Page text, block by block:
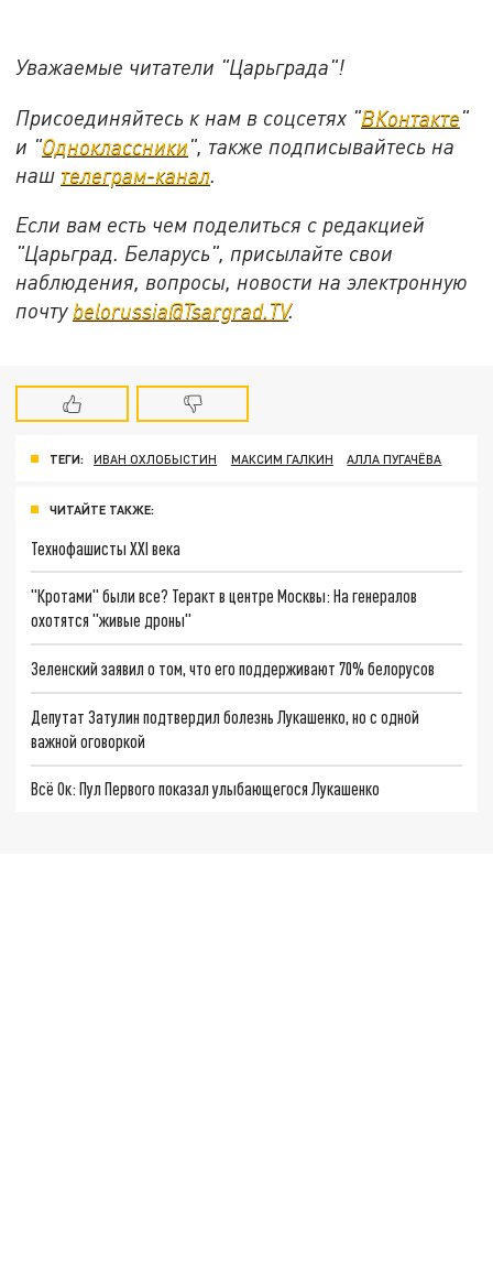
Уважаемые читатели "Царьграда"!
Присоединяйтесь к нам в соцсетях "ВКонтакте"
и "Одноклассники", также подписывайтесь на
наш телеграм-канал
Если вам есть чем поделиться с редакцией
"Царьград. Беларусь", присылайте свои
наблюдения, вопросы, новости на электронную
почту belorussia@Tsargrad.TV.
ТЕГИ: ИВАН ОХЛОБЫСТИН МАКСИМ ГАЛКИН АЛЛА ПУГАЧЁВА
ЧИТАЙТЕ ТАКЖЕ:
Технофашисты XXI века
"Кротами" были все? Теракт в центре Москвы: На генералов
охотятся "живые дроны"
Зеленский заявил о том, что его поддерживают 70% белорусов
Депутат Затулин подтвердил болезнь Лукашенко, но с одной
важной оговоркой
Всё Ок: Пул Первого показал улыбающегося Лукашенко